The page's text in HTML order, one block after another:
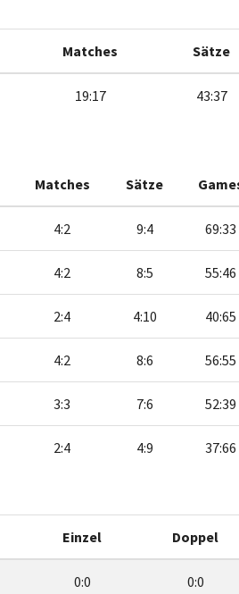
Matches Sätze
19:17 43:37
Matches Sätze
4:2 9:4 69:33
4:2 8:5 55:46
2:4 4:10 40:65
4:2 8:6 56:55
3:3 7:6 52:39
2:4 4:9 37:66
Einzel Doppel
0:0 0:0